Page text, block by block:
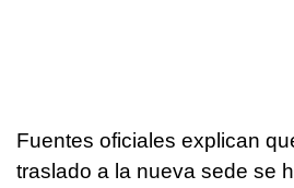
Fuentes oficiales explican
traslado a la nueva sede se